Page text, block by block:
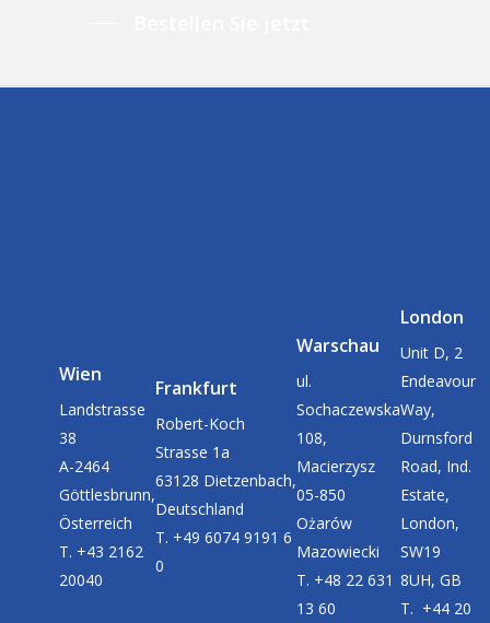
Wien
Landstrasse
38
A-2464
Göttlesbrunn,
Österreich
T. +43 2162
20040
Frankfurt
Robert-Koch
Strasse 1a
63128 Dietzenbach,
Deutschland
T. +49 6074 9191 6
0
Warschau
ul.
Sochaczewska
108,
Macierzysz
05-850
Ożarów
Mazowiecki
T. +48 22 631
13 60
London
Unit D, 2
Endeavour
Way,
Durnsford
Road, Ind.
Estate,
London,
SW19
8UH, GB
T. +44 20